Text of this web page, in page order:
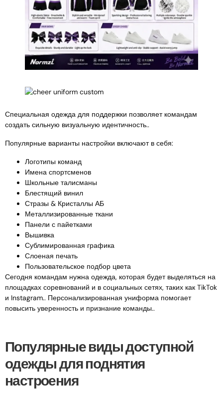
Специальная одежда для поддержки позволяет командам
создать сильную визуальную идентичность..
Популярные варианты настройки включают в себя:
Логотипы команд
Имена спортсменов
Школьные талисманы
Блестящий винил
Стразы & Кристаллы АБ
Металлизированные ткани
Панели с пайетками
Вышивка
Сублимированная графика
Слоеная печать
Пользовательское подбор цвета
Сегодня командам нужна одежда, которая будет выделяться на
площадках соревнований и в социальных сетях, таких как TikTok
и Instagram.. Персонализированная униформа помогает
повысить уверенность и признание команды..
Популярные виды доступной
одежды для поднятия
настроения